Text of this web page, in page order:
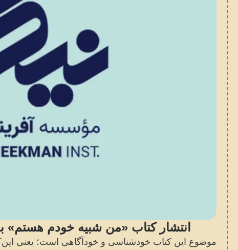
انتشار کتاب «من شبیه خودم
موضوع این کتاب خودشناسی و خودآگاهی است؛ یعنی